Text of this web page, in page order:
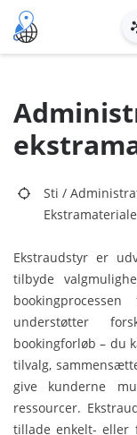
Sti /
Ekstramateriale
Ekstraudstyr er
tilbyde
understøtter
bookingforløb – du
tilvalg,
give kunderne
ressourcer.
tillade enkelt- eller